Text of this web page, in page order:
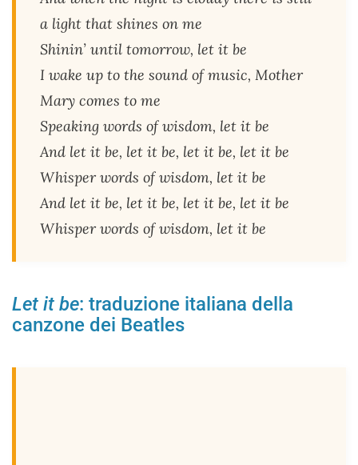
a light that shines on me
Shinin’ until tomorrow, let it be
I wake up to the sound of music, Mother
Mary comes to me
Speaking words of wisdom, let it be
And let it be, let it be, let it be, let it be
Whisper words of wisdom, let it be
And let it be, let it be, let it be, let it be
Whisper words of wisdom, let it be
Let it be: traduzione italiana della
canzone dei Beatles